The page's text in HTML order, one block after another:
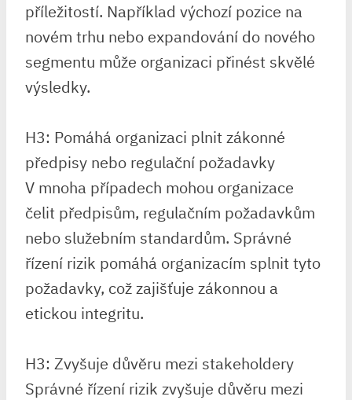
příležitostí. Například výchozí pozice na
novém trhu nebo expandování do nového
segmentu může organizaci přinést skvělé
výsledky.
H3: Pomáhá organizaci plnit zákonné
předpisy nebo regulační požadavky
V mnoha případech mohou organizace
čelit předpisům, regulačním požadavkům
nebo služebním standardům. Správné
řízení rizik pomáhá organizacím splnit tyto
požadavky, což zajišťuje zákonnou a
etickou integritu.
H3: Zvyšuje důvěru mezi stakeholdery
Správné řízení rizik zvyšuje důvěru mezi